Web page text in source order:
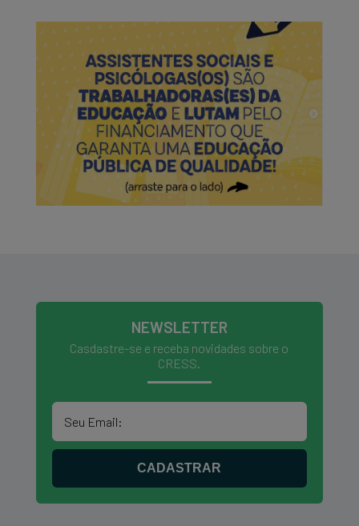
NEWSLETTER
Casdastre-se e receba novidades sobre o
CRESS.
CADASTRAR